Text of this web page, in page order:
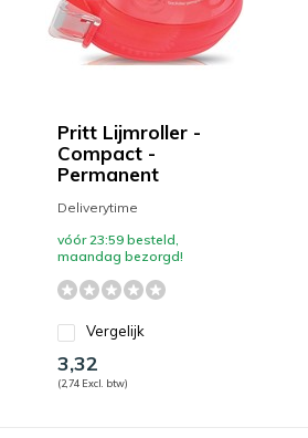
Pritt Lijmroller -
Compact -
Permanent
Deliverytime
vóór 23:59 besteld,
maandag bezorgd!
Vergelijk
3,32
(2,74 Excl. btw)